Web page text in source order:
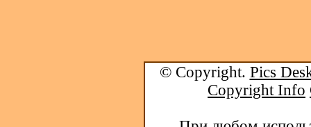
© Copyright. Pics
Copyright Info